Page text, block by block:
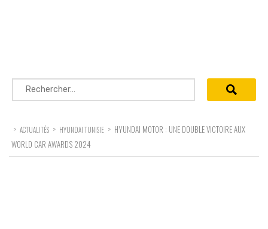
Rechercher :
> ACTUALITÉS > HYUNDAI TUNISIE > HYUNDAI MOTOR : UNE DOUBLE VICTOIRE AUX
WORLD CAR AWARDS 2024